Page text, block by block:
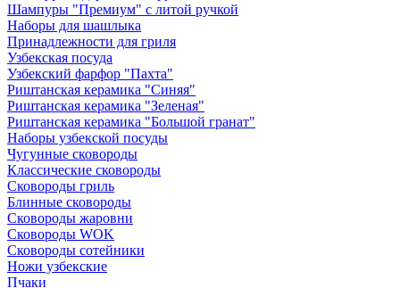
Шампуры "Премиум" с литой ручкой
Наборы для шашлыка
Принадлежности для гриля
Узбекская посуда
Узбекский фарфор "Пахта"
Риштанская керамика "Синяя"
Риштанская керамика "Зеленая"
Риштанская керамика "Большой гранат"
Наборы узбекской посуды
Чугунные сковороды
Классические сковороды
Сковороды гриль
Блинные сковороды
Сковороды жаровни
Сковороды WOK
Сковороды сотейники
Ножи узбекские
Пчаки